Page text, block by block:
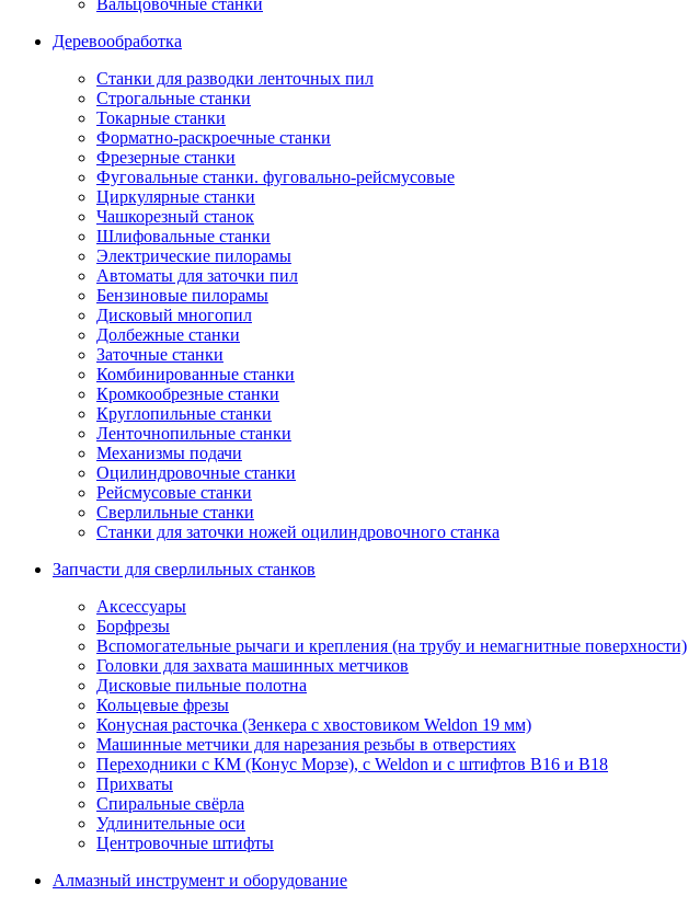
Вальцовочные станки
Деревообработка
Станки для разводки ленточных пил
Строгальные станки
Токарные станки
Форматно-раскроечные станки
Фрезерные станки
Фуговальные станки. фуговально-рейсмусовые
Циркулярные станки
Чашкорезный станок
Шлифовальные станки
Электрические пилорамы
Автоматы для заточки пил
Бензиновые пилорамы
Дисковый многопил
Долбежные станки
Заточные станки
Комбинированные станки
Кромкообрезные станки
Круглопильные станки
Ленточнопильные станки
Механизмы подачи
Оцилиндровочные станки
Рейсмусовые станки
Сверлильные станки
Станки для заточки ножей оцилиндровочного станка
Запчасти для сверлильных станков
Аксессуары
Борфрезы
Вспомогательные рычаги и крепления (на трубу и немагнитные поверхности)
Головки для захвата машинных метчиков
Дисковые пильные полотна
Кольцевые фрезы
Конусная расточка (Зенкера с хвостовиком Weldon 19 мм)
Машинные метчики для нарезания резьбы в отверстиях
Переходники с КМ (Конус Морзе), с Weldon и с штифтов В16 и В18
Прихваты
Спиральные свёрла
Удлинительные оси
Центровочные штифты
Алмазный инструмент и оборудование